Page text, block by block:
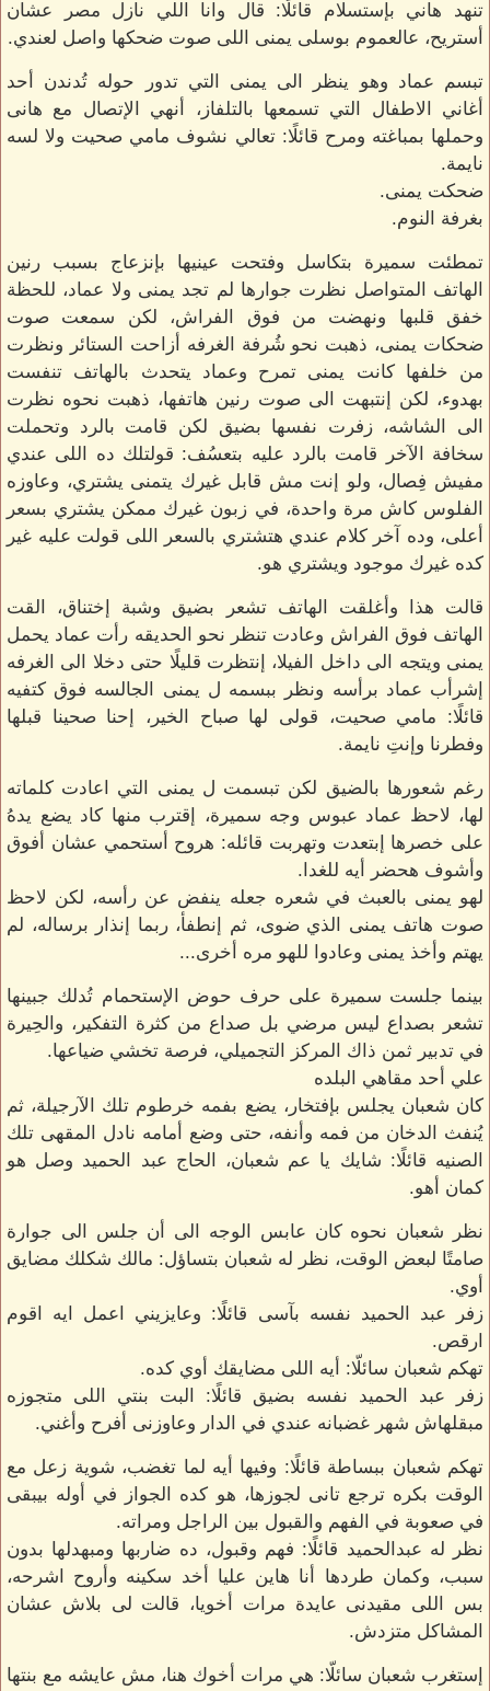
تنهد هاني بإستسلام قائلًا: قال وانا اللي نازل مصر عشان
أستريح، عالعموم بوسلى يمنى اللى صوت ضحكها واصل لعندي.
تبسم عماد وهو ينظر الى يمنى التي تدور حوله تُدندن أحد
أغاني الاطفال التي تسمعها بالتلفاز، أنهي الإتصال مع هانى
وحملها بمباغته ومرح قائلًا: تعالي نشوف مامي صحيت ولا لسه
نايمة.
ضحكت يمنى.
بغرفة النوم.
تمطئت سميرة بتكاسل وفتحت عينيها بإنزعاج بسبب رنين
الهاتف المتواصل نظرت جوارها لم تجد يمنى ولا عماد، للحظة
خفق قلبها ونهضت من فوق الفراش، لكن سمعت صوت
ضحكات يمنى، ذهبت نحو شُرفة الغرفه أزاحت الستائر ونظرت
من خلفها كانت يمنى تمرح وعماد يتحدث بالهاتف تنفست
بهدوء، لكن إنتبهت الى صوت رنين هاتفها، ذهبت نحوه نظرت
الى الشاشه، زفرت نفسها بضيق لكن قامت بالرد وتحملت
سخافة الآخر قامت بالرد عليه بتعسُف: قولتلك ده اللى عندي
مفيش فِصال، ولو إنت مش قابل غيرك يتمنى يشتري، وعاوزه
الفلوس كاش مرة واحدة، في زبون غيرك ممكن يشتري بسعر
أعلى، وده آخر كلام عندي هتشتري بالسعر اللى قولت عليه غير
كده غيرك موجود ويشتري هو.
قالت هذا وأغلقت الهاتف تشعر بضيق وشبة إختناق، القت
الهاتف فوق الفراش وعادت تنظر نحو الحديقه رأت عماد يحمل
يمنى ويتجه الى داخل الفيلا، إنتظرت قليلًا حتى دخلا الى الغرفه
إشرأب عماد برأسه ونظر ببسمه ل يمنى الجالسه فوق كتفيه
قائلًا: مامي صحيت، قولى لها صباح الخير، إحنا صحينا قبلها
وفطرنا وإنتِ نايمة.
رغم شعورها بالضيق لكن تبسمت ل يمنى التي اعادت كلماته
لها، لاحظ عماد عبوس وجه سميرة، إقترب منها كاد يضع يدهُ
على خصرها إبتعدت وتهربت قائله: هروح أستحمي عشان أفوق
وأشوف هحضر أيه للغدا.
لهو يمنى بالعبث في شعره جعله ينفض عن رأسه، لكن لاحظ
صوت هاتف يمنى الذي ضوى، ثم إنطفأ، ربما إنذار برساله، لم
يهتم وأخذ يمنى وعادوا للهو مره أخرى...
بينما جلست سميرة على حرف حوض الإستحمام تُدلك جبينها
تشعر بصداع ليس مرضي بل صداع من كثرة التفكير، والحِيرة
في تدبير ثمن ذاك المركز التجميلي، فرصة تخشي ضياعها.
علي أحد مقاهي البلده
كان شعبان يجلس بإفتخار، يضع بفمه خرطوم تلك الآرجيلة، ثم
يُنفث الدخان من فمه وأنفه، حتى وضع أمامه نادل المقهى تلك
الصنيه قائلًا: شايك يا عم شعبان، الحاج عبد الحميد وصل هو
كمان أهو.
نظر شعبان نحوه كان عابس الوجه الى أن جلس الى جوارة
صامتًا لبعض الوقت، نظر له شعبان بتساؤل: مالك شكلك مضايق
أوي.
زفر عبد الحميد نفسه بآسى قائلًا: وعايزيني اعمل ايه اقوم
ارقص.
تهكم شعبان سائلّا: أيه اللى مضايقك أوي كده.
زفر عبد الحميد نفسه بضيق قائلًا: البت بنتي اللى متجوزه
مبقلهاش شهر غضبانه عندي في الدار وعاوزنى أفرح وأغني.
تهكم شعبان ببساطة قائلًا: وفيها أيه لما تغضب، شوية زعل مع
الوقت بكره ترجع تانى لجوزها، هو كده الجواز في أوله بيبقى
في صعوبة في الفهم والقبول بين الراجل ومراته.
نظر له عبدالحميد قائلًا: فهم وقبول، ده ضاربها ومبهدلها بدون
سبب، وكمان طردها أنا هاين عليا أخد سكينه وأروح اشرحه،
بس اللى مقيدنى عايدة مرات أخويا، قالت لى بلاش عشان
المشاكل متزدش.
إستغرب شعبان سائلّا: هي مرات أخوك هنا، مش عايشه مع بنتها